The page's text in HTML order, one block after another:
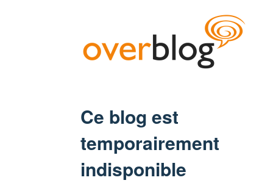
Ce blog est
temporairement
indisponible